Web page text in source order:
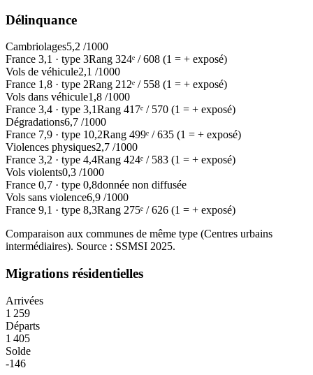
Délinquance
Cambriolages5,2 /1000
France 3,1 · type 3Rang 324ᵉ /608 (1 = + exposé)
Vols de véhicule2,1 /1000
France 1,8 · type 2Rang 212ᵉ / 558 (1 = + exposé)
Vols dans véhicule1,8 /1000
France 3,4 · type 3,1Rang 417ᵉ / 570 (1 = + exposé)
Dégradations6,7 /1000
France 7,9 · type 10,2Rang 499ᵉ /635 (1 = + exposé)
Violences physiques2,7 /1000
France 3,2 · type 4,4Rang 424ᵉ / 583 (1 = + exposé)
Vols violents0,3 /1000
France 0,7 · type 0,8donnée non diffusée
Vols sans violence6,9 /1000
France 9,1 · type 8,3Rang 275ᵉ /626 (1 = + exposé)
Comparaison aux communes de même type (Centres urbains
intermédiaires). Source : SSMSI 2025.
Migrations résidentielles
Arrivées
1 259
Départs
1 405
Solde
-146